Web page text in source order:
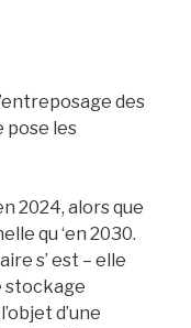
des
pose les
2024, alors que
qu ‘en 2030.
s’ est – elle
stockage
d’une